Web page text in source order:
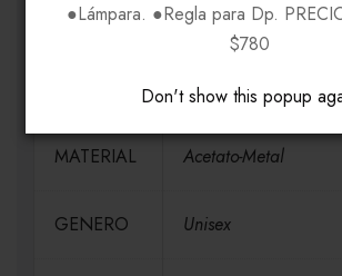
●Lámpara. ●Regla para Dp.
$780
Don't show this popup
MEDIDAS H58-V45-P17-VA145
FOSSIL
MATERIAL Acetato-Metal
GENERO Unisex